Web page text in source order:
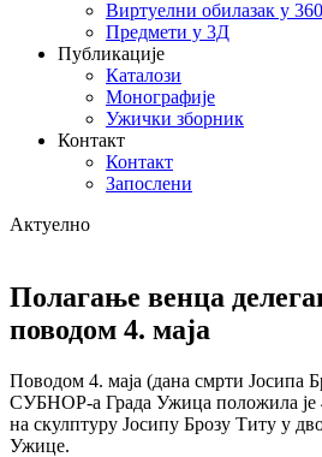
Виртуелни обилазак у
Предмети у 3Д
Публикације
Каталози
Монографије
Ужички зборник
Контакт
Контакт
Запослени
Актуелно
Полагање венца
поводом 4. маја
Поводом 4. маја (дана смрти Јосипа
СУБНОР-а Града Ужица положила је
на скулптуру Јосипу Брозу Титу у
Ужице.